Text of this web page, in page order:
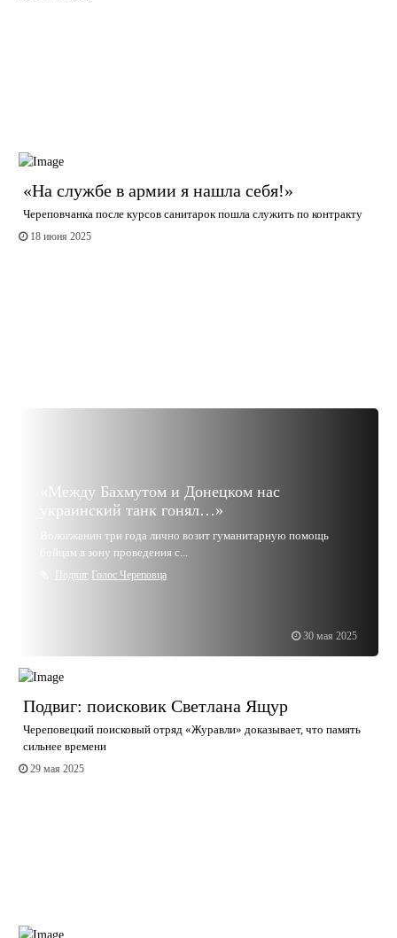
«На службе в армии я нашла себя!»
Череповчанка после курсов санитарок пошла служить по контракту
18 июня 2025
30 мая 2025
«Между Бахмутом и Донецком нас
украинский танк гонял…»
Вологжанин три года лично возит гуманитарную помощь
бойцам в зону проведения с...
Подвиг Голос Череповца
Подвиг: поисковик Светлана Ящур
Череповецкий поисковый отряд «Журавли» доказывает, что память
сильнее времени
29 мая 2025